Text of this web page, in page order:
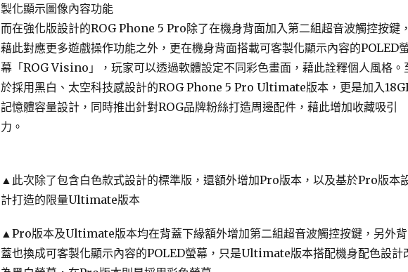
製化顯示圖像內容功能
而在強化版設計的ROG Phone 5 Pro除了在機身背面加入第二組超音波觸控按鍵，
藉此對應更多遊戲操作功能之外，更在機身背面搭載可客製化顯示內容的POLED
幕「ROG Visino」，玩家可以透過軟體設定不同彩色畫面，藉此詮釋個人風格。
於採用黑白、太空科技感設計的ROG Phone 5 Pro Ultimate版本，更是加入
記憶體容量設計，同時推出針對ROG品牌粉絲打造周邊配件，藉此增加收藏吸引
力。
▲此次除了包含白色款式設計的標準版，還額外增加Pro版本，以及基於Pro版本
計打造的限量Ultimate版本
▲Pro版本及Ultimate版本均在背蓋下緣額外增加第二組超音波觸控按鍵，另外背
蓋也換成可客製化顯示內容的POLED螢幕，只是Ultimate版本搭配機身配色設計